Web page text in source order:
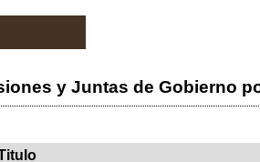
y Juntas de Gobierno